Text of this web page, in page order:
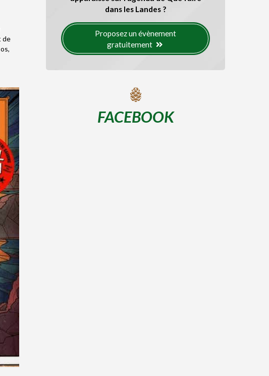
de
dans les Landes ?
Proposez un évènement
gratuitement
FACEBOOK